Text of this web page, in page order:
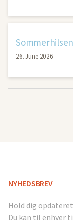
26. June 2026
NYHEDSBREV
Hold dig
Du kan til enhver